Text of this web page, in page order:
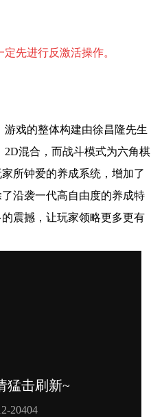
先进行反激活操作。
戏的整体构建由徐昌隆先生
混合，而战斗模式为六角棋
所钟爱的养成系统，增加了
沿袭一代高自由度的养成特
震撼，让玩家领略更多更有